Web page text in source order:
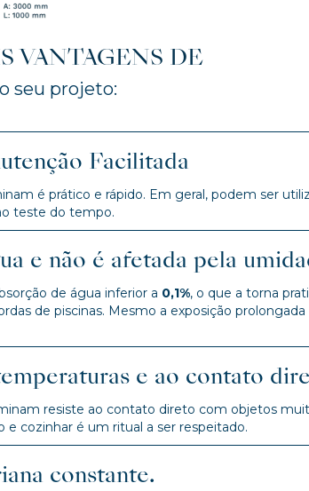
VANTAGENS DE
seu projeto:
Facilitada
é prático e rápido. Em geral, podem ser
teste do tempo.
e não é afetada pela
de água inferior a 0,1%, o que a torna
de piscinas. Mesmo a exposição
e ao contato
resiste ao contato direto com objetos
e cozinhar é um ritual a ser respeitado.
constante.